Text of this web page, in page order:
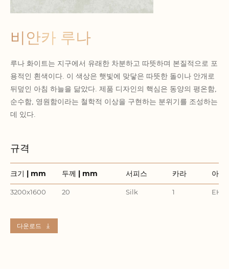
비안카 루나
루나 화이트는 지구에서 유래한 차분하고 따뜻하며 본질적으로 포
용적인 흰색이다. 이 색상은 햇빛에 맞닿은 따뜻한 돌이나 안개로
뒤덮인 아침 하늘을 닮았다. 제품 디자인의 핵심은 동양의 평온함,
순수함, 영원함이라는 철학적 이상을 구현하는 분위기를 조성하는
데 있다.
규격
크기 | mm 두께 | mm 서피스 카라 아이
3200x1600 20 Silk 1
다운로드